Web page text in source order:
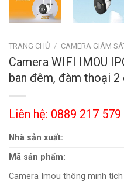
TRANG CHỦ / CAMERA GIÁM
Camera WIFI IMOU
ban đêm, đàm thoại 2
Liên hệ: 0889 217 579
Nhà sản xuất:
Mã sản phẩm:
Camera Imou thông minh